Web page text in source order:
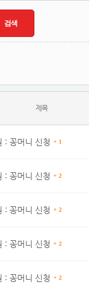
제목
: 꽁머니 신청 + 1
: 꽁머니 신청 + 2
: 꽁머니 신청 + 2
: 꽁머니 신청 + 2
: 꽁머니 신청 + 2